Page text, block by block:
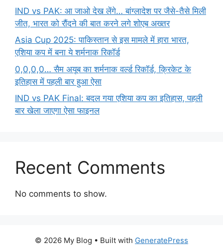
IND vs PAK: आ जाओ देख लेंगे… बांग्लादेश पर जैसे-तैसे मिली
जीत, भारत को रौंदने की बात करने लगे शोएब अख्तर
Asia Cup 2025: पाकिस्तान से इस मामले में हारा भारत,
एशिया कप में बना ये शर्मनाक रिकॉर्ड
0,0,0,0… सैम अयूब का शर्मनाक वर्ल्ड रिकॉर्ड, क्रिकेट के
इतिहास में पहली बार हुआ ऐसा
IND vs PAK Final: बदल गया एशिया कप का इतिहास, पहली
बार खेला जाएगा ऐसा फाइनल
Recent Comments
No comments to show.
© 2026 My Blog • Built with GeneratePress